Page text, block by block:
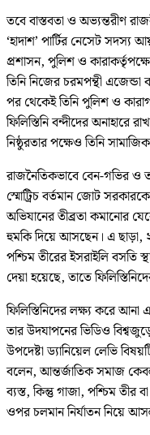
তবে বাস্তবতা ও অভ্যন্তরীণ
‘হাদাশ’ পার্টির নেসেট
প্রশাসন, পুলিশ ও
তিনি নিজের চরমপন্থী এজেন্ডা
পর থেকেই তিনি পুলিশ ও
ফিলিস্তিনি বন্দীদের অনাহারে
নিষ্ঠুরতার পক্ষেও তিনি
রাজনৈতিকভাবে বেন-গভির ও
স্মোট্রিচ বর্তমান জোট
অভিযানের তীব্রতা কমানোর
হুমকি দিয়ে আসছেন। এ
পশ্চিম তীরের ইসরাইলি বসতি
দেয়া হয়েছে, তাতে
ফিলিস্তিনিদের লক্ষ্য করে
তার উদযাপনের ভিডিও
উপদেষ্টা ড্যানিয়েল লেভি
বলেন, আন্তর্জাতিক সমাজ
ব্যস্ত, কিন্তু গাজা, পশ্চিম তীর
ওপর চলমান নির্যাতন নিয়ে